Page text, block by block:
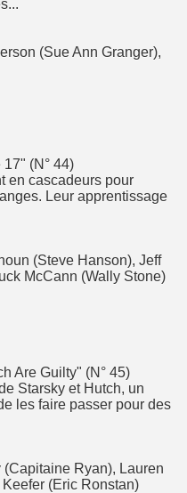
(Sue Ann Granger),
(N° 44)
en cascadeurs pour
Leur apprentissage
(Steve Hanson), Jeff
McCann (Wally Stone)
Are Guilty" (N° 45)
Starsky et Hutch, un
les faire passer pour des
Ryan), Lauren
(Eric Ronstan)